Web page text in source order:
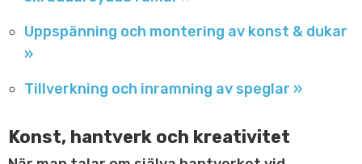
Uppspänning och montering av konst & dukar
»
Tillverkning och inramning av speglar »
Konst, hantverk och kreativitet